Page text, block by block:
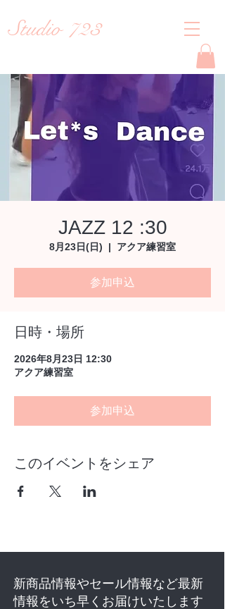
Studio 723
JAZZ 12 :30
8月23日(日)
  |
アクア練習室
参加申込
日時・場所
2026年8月23日 12:30
アクア練習室
参加申込
このイベントをシェア
新商品情報やセール情報など最新
情報をいち早くお届けいたします